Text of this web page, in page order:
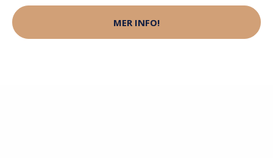
MER INFO!